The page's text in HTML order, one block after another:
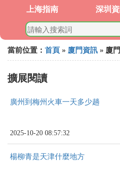
上海指南 深圳
當前位置： 首頁 » 廈門資訊 » 廈
擴展閱讀
廣州到梅州火車一天多少趟
2025-10-20 08:57:32
楊柳青是天津什麼地方